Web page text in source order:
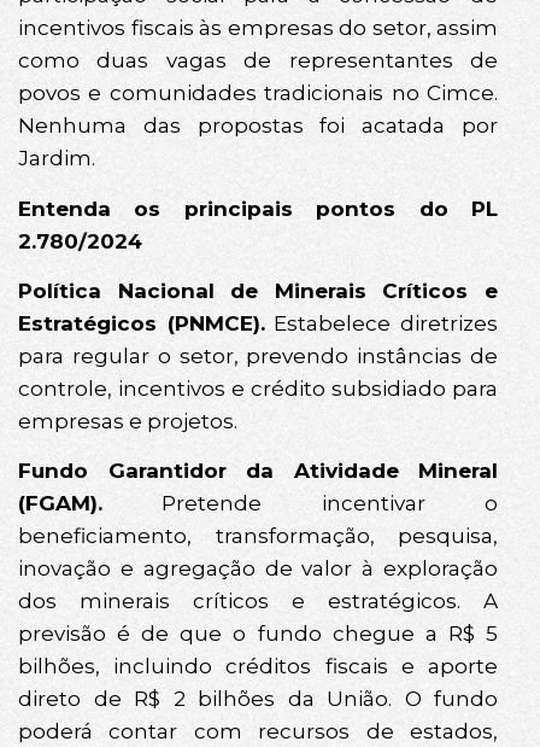
incentivos fiscais às empresas do setor, assim
como duas vagas de representantes de
povos e comunidades tradicionais no Cimce.
Nenhuma das propostas foi acatada por
Jardim.
Entenda os principais pontos do PL
2.780/2024
Política Nacional de Minerais Críticos e
Estratégicos (PNMCE).Estabelece diretrizes
para regular o setor, prevendo instâncias de
controle, incentivos e crédito subsidiado para
empresas e projetos.
Fundo Garantidor da Atividade Mineral
(FGAM). Pretende incentivar o
beneficiamento, transformação, pesquisa,
inovação e agregação de valor à exploração
dos minerais críticos e estratégicos. A
previsão é de que o fundo chegue a R$ 5
bilhões, incluindo créditos fiscais e aporte
direto de R$ 2 bilhões da União. O fundo
poderá contar com recursos de estados,